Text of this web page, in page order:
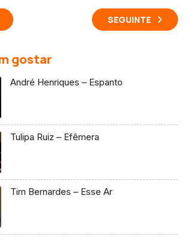
SEGUINTE
gostar
André Henriques – Espanto
Tulipa Ruiz – Efêmera
Tim Bernardes – Esse Ar